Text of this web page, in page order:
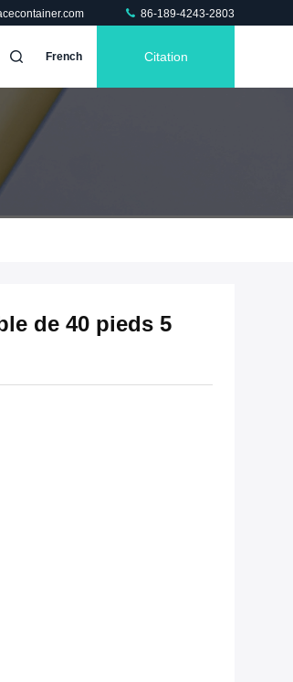
86-189-4243-2803
French Citation
de 40 pieds 5